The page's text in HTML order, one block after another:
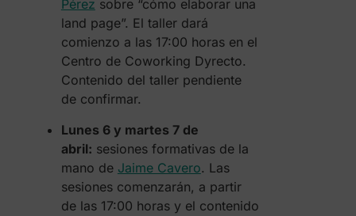
Pérez sobre “cómo elaborar una
land page”. El taller dará
comienzo a las 17:00 horas en el
Centro de Coworking Dyrecto.
Contenido del taller pendiente
de confirmar.
Lunes 6 y martes 7 de
abril: sesiones formativas de la
mano de Jaime Cavero. Las
sesiones comenzarán, a partir
de las 17:00 horas y el contenido